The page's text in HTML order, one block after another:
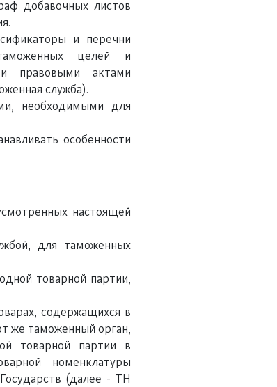
добавочных листов
и перечни
целей и
правовыми актами
служба).
необходимыми для
особенности
настоящей
для таможенных
товарной партии,
содержащихся в
же таможенный орган,
товарной партии в
номенклатуры
(далее - ТН